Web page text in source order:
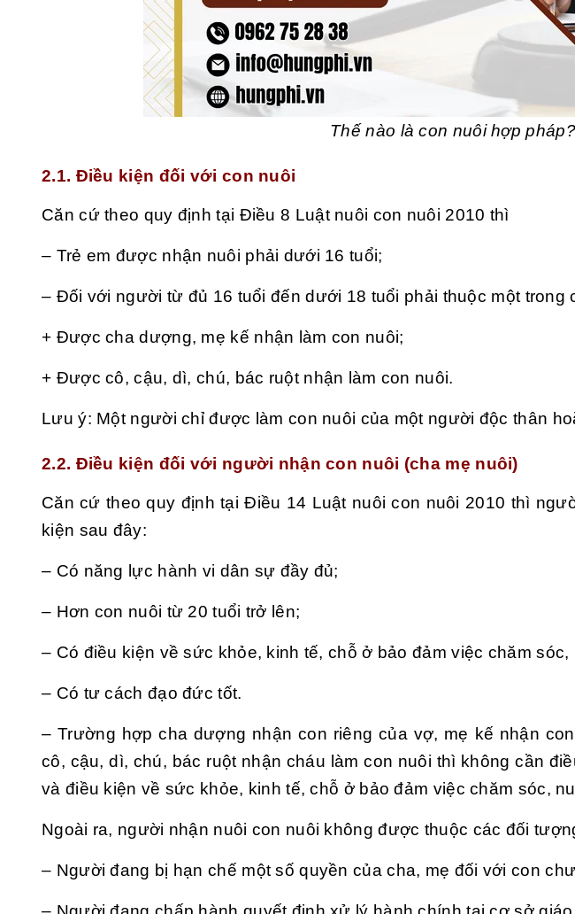
Thế nào là con nuôi hợp pháp?
2.1. Điều kiện đối với con nuôi
Căn cứ theo quy định tại Điều 8 Luật nuôi con nuôi 2010 thì
– Trẻ em được nhận nuôi phải dưới 16 tuổi;
– Đối với người từ đủ 16 tuổi đến dưới 18 tuổi phải thuộc một trong
+ Được cha dượng, mẹ kế nhận làm con nuôi;
+ Được cô, cậu, dì, chú, bác ruột nhận làm con nuôi.
Lưu ý: Một người chỉ được làm con nuôi của một người độc thân
2.2. Điều kiện đối với người nhận con nuôi (cha mẹ nuôi)
Căn cứ theo quy định tại Điều 14 Luật nuôi con nuôi 2010 thì
kiện sau đây:
– Có năng lực hành vi dân sự đầy đủ;
– Hơn con nuôi từ 20 tuổi trở lên;
– Có điều kiện về sức khỏe, kinh tế, chỗ ở bảo đảm việc chăm
– Có tư cách đạo đức tốt.
– Trường hợp cha dượng nhận con riêng của vợ, mẹ kế nhận
cô, cậu, dì, chú, bác ruột nhận cháu làm con nuôi thì không cần
và điều kiện về sức khỏe, kinh tế, chỗ ở bảo đảm việc chăm sóc,
Ngoài ra, người nhận nuôi con nuôi không được thuộc các đối
– Người đang bị hạn chế một số quyền của cha, mẹ đối với con